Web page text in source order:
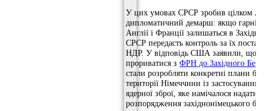
У цих умовах СРСР зробив цілком
дипломатичний демарш: якщо
Англії і Франції залишаться в
СРСР передасть контроль за їх
НДР. У відповідь США заявили, що
прориватися з ФРН до Західного
стали розробляти конкретні плани
території Німеччини із застосуванням
ядерної зброї, яке намічалося надати в
розпорядження західнонімецького